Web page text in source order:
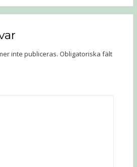
inte publiceras. Obligatoriska fält